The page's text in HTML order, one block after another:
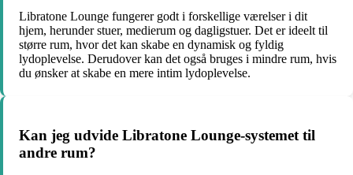
Libratone Lounge fungerer godt i forskellige værelser i dit
hjem, herunder stuer, medierum og dagligstuer. Det er ideelt til
større rum, hvor det kan skabe en dynamisk og fyldig
lydoplevelse. Derudover kan det også bruges i mindre rum, hvis
du ønsker at skabe en mere intim lydoplevelse.
Kan jeg udvide Libratone Lounge-systemet til
andre rum?